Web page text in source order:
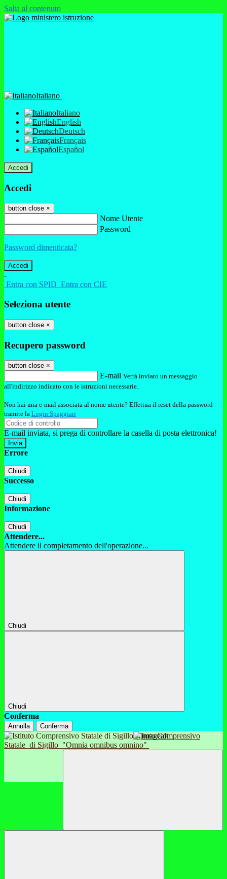
Salta al contenuto
Italiano
Italiano
English
Deutsch
Français
Español
Accedi
Accedi
button close ×
Nome Utente
Password
Password dimenticata?
-
Entra con SPID Entra con CIE
Seleziona utente
button close ×
Recupero password
button close ×
E-mail Verrà inviato un messaggio
all'indirizzo indicato con le istruzioni necessarie.
Non hai una e-mail associata al nome utente? Effettua il reset della password
tramite la Login Spaggiari
E-mail inviata, si prega di controllare la casella di posta elettronica!
Errore
Chiudi
Successo
Chiudi
Informazione
Chiudi
Attendere...
Attendere il completamento dell'operazione...
Chiudi
Chiudi
Conferma
Annulla Conferma
Istituto Comprensivo
Statale di Sigillo "Omnia omnibus omnino"